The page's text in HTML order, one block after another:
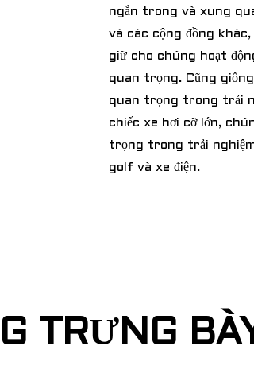
ngắn trong và xung
và các cộng đồng
giữ cho chúng hoạt
quan trọng. Cũng
quan trọng trong trải
chiếc xe hơi cỡ lớn,
trọng trong trải
golf và xe điện.
TRƯNG